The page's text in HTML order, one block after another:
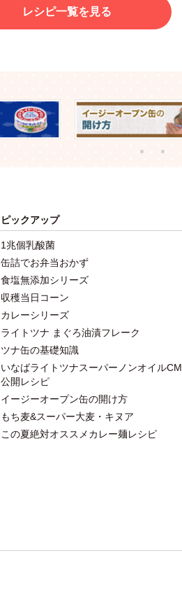
レシピ一覧を見る
ピックアップ
1兆個乳酸菌
缶詰でお弁当おかず
食塩無添加シリーズ
収穫当日コーン
カレーシリーズ
ライトツナ まぐろ油漬フレーク
ツナ缶の基礎知識
いなばライトツナスーパーノンオイルCM
公開レシピ
イージーオープン缶の開け方
もち麦&スーパー大麦・キヌア
この夏絶対オススメカレー麺レシピ